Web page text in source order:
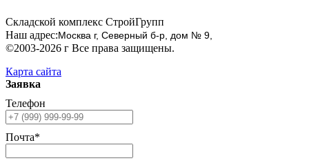
Складской комплекс СтройГрупп
Наш адрес:Москва г, Северный б-р, дом № 9,
©2003-2026 г Все права защищены.
Карта сайта
Заявка
Телефон
Почта*